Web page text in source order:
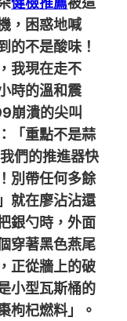
，困惑地喊
的不是酸味！
我現在走不
時的溫和震
崩潰的尖叫
「重點不是蒜
們的推進器快
別帶任何多餘
就在廖沾沾還
銀勺時，外面
穿著黑色燕尾
正從牆上的破
小型瓦斯桶的
枸杞燃料」。